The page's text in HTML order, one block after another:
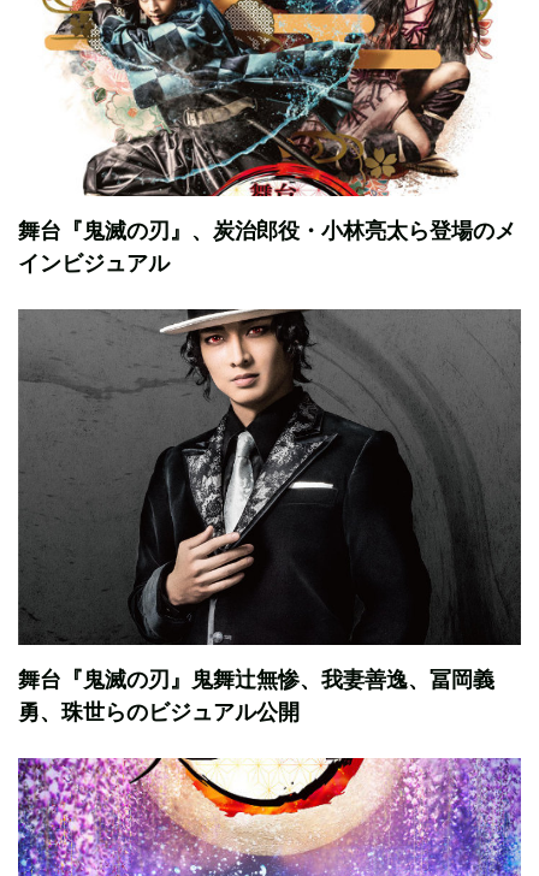
舞台『鬼滅の刃』、炭治郎役・小林亮太ら登場のメ
インビジュアル
舞台『鬼滅の刃』鬼舞辻無惨、我妻善逸、冨岡義
勇、珠世らのビジュアル公開